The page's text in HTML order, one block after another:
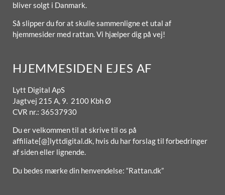
bliver solgt i Danmark.
Så slipper du for at skulle sammenligne et utal af
hjemmesider med rattan. Vi hjælper dig på vej!
HJEMMESIDEN EJES AF
Lytt Digital ApS
Jagtvej 215 A, 9. 2100 Kbh Ø
CVR nr.: 36537930
Du er velkommen til at skrive til os på
affiliate[@]lyttdigital.dk, hvis du har forslag til forbedringer
af siden eller lignende.
Du bedes mærke din henvendelse: “Rattan.dk”